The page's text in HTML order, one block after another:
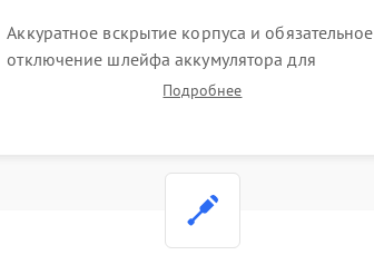
Аккуратное вскрытие корпуса и обязательное
отключение шлейфа аккумулятора для
обесточивания платы. Демонтаж системы
Подробнее